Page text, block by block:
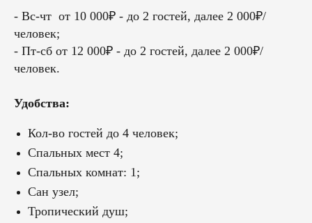
- Вс-чт от 10 000₽ - до 2 гостей, далее 2 000₽/
человек;
- Пт-сб от 12 000₽ - до 2 гостей, далее 2 000₽/
человек.
Удобства:
Кол-во гостей до 4 человек;
Спальных мест 4;
Спальных комнат: 1;
Сан узел;
Тропический душ;